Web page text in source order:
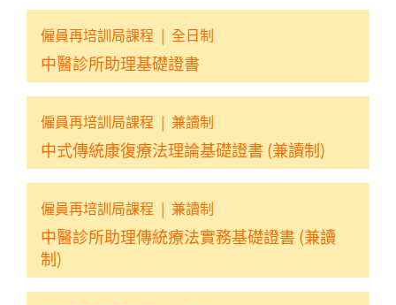
僱員再培訓局課程 | 全日制
中醫診所助理基礎證書
僱員再培訓局課程 | 兼讀制
中式傳統康復療法理論基礎證書 (兼讀制)
僱員再培訓局課程 | 兼讀制
中醫診所助理傳統療法實務基礎證書 (兼讀
制)